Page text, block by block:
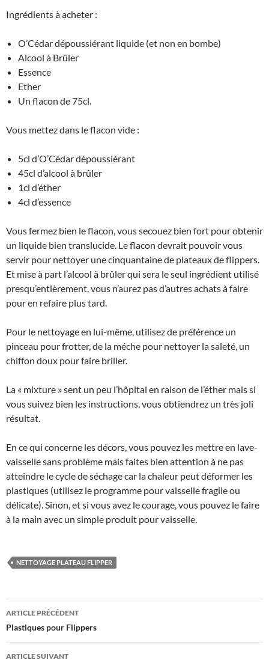
Ingrédients à acheter :
O’Cédar dépoussiérant liquide (et non en bombe)
Alcool à Brûler
Essence
Ether
Un flacon de 75cl.
Vous mettez dans le flacon vide :
5cl d’O’Cédar dépoussiérant
45cl d’alcool à brûler
1cl d’éther
4cl d’essence
Vous fermez bien le flacon, vous secouez bien fort pour obtenir
un liquide bien translucide. Le flacon devrait pouvoir vous
servir pour nettoyer une cinquantaine de plateaux de flippers.
Et mise à part l’alcool à brûler qui sera le seul ingrédient utilisé
presqu’entièrement, vous n’aurez pas d’autres achats à faire
pour en refaire plus tard.
Pour le nettoyage en lui-même, utilisez de préférence un
pinceau pour frotter, de la méche pour nettoyer la saleté, un
chiffon doux pour faire briller.
La « mixture » sent un peu l’hôpital en raison de l’éther mais si
vous suivez bien les instructions, vous obtiendrez un très joli
résultat.
En ce qui concerne les décors, vous pouvez les mettre en lave-
vaisselle sans problème mais faites bien attention à ne pas
atteindre le cycle de séchage car la chaleur peut déformer les
plastiques (utilisez le programme pour vaisselle fragile ou
délicate). Sinon, et si vous avez le courage, vous pouvez le faire
à la main avec un simple produit pour vaisselle.
NETTOYAGE PLATEAU FLIPPER
Navigation
des
articles
ARTICLE PRÉCÉDENT
Plastiques pour Flippers
ARTICLE SUIVANT